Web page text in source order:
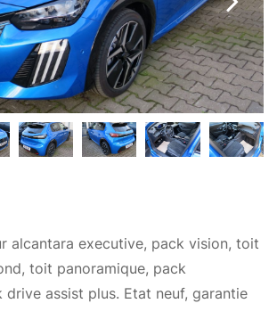
alcantara executive, pack vision, toit
toit panoramique, pack
drive assist plus. Etat neuf, garantie